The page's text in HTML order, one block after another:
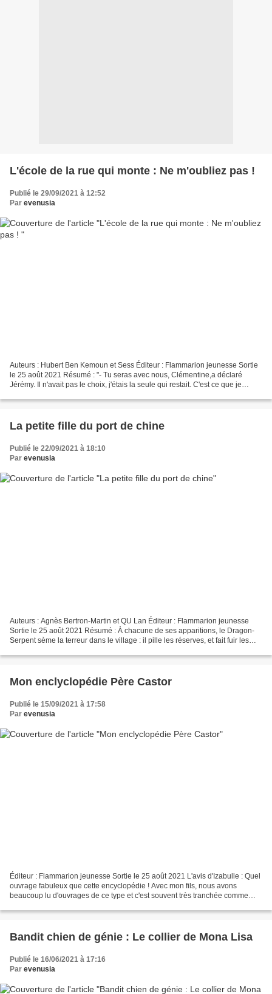
L'école de la rue qui monte : Ne m'oubliez pas !
Publié le 29/09/2021 à 12:52
Par evenusia
Auteurs : Hubert Ben Kemoun et Sess Éditeur : Flammarion jeunesse Sortie
le 25 août 2021 Résumé : "- Tu seras avec nous, Clémentine,a déclaré
Jérémy. Il n'avait pas le choix, j'étais la seule qui restait. C'est ce que je
La petite fille du port de chine
Publié le 22/09/2021 à 18:10
Par evenusia
Auteurs : Agnès Bertron-Martin et QU Lan Éditeur : Flammarion jeunesse
Sortie le 25 août 2021 Résumé : À chacune de ses apparitions, le Dragon-
Serpent sème la terreur dans le village : il pille les réserves, et fait fuir les
Mon enclyclopédie Père Castor
Publié le 15/09/2021 à 17:58
Par evenusia
Éditeur : Flammarion jeunesse Sortie le 25 août 2021 L'avis d'Izabulle : Quel
ouvrage fabuleux que cette encyclopédie ! Avec mon fils, nous avons
beaucoup lu d'ouvrages de ce type et c'est souvent très tranchée comme
Bandit chien de génie : Le collier de Mona Lisa
Publié le 16/06/2021 à 17:16
Par evenusia